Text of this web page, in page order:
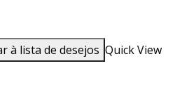
à lista de desejos Quick View